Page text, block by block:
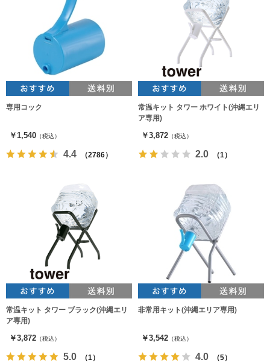
専用コック
￥1,540 （税込）
4.4 （2786）
常温キット タワー ホワイト(沖縄エリ
ア専用)
￥3,872 （税込）
2.0 （1）
常温キット タワー ブラック(沖縄エリ
ア専用)
￥3,872 （税込）
5.0 （1）
非常用キット(沖縄エリア専用)
￥3,542 （税込）
4.0 （5）